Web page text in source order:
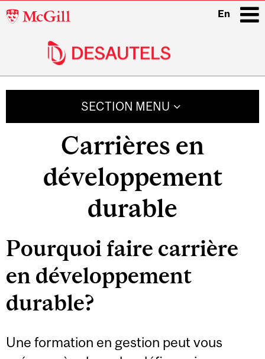
McGill
En
SECTION MENU
Carrières en
développement
durable
Pourquoi faire carrière
en développement
durable?
Une formation en gestion peut vous